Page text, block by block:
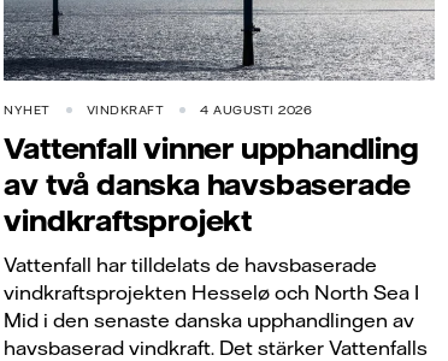
NYHET VINDKRAFT 4 AUGUSTI 2026
Vattenfall vinner upphandling
av två danska havsbaserade
vindkraftsprojekt
Vattenfall har tilldelats de havsbaserade
vindkraftsprojekten Hesselø och North Sea I
Mid i den senaste danska upphandlingen av
havsbaserad vindkraft. Det stärker Vattenfalls